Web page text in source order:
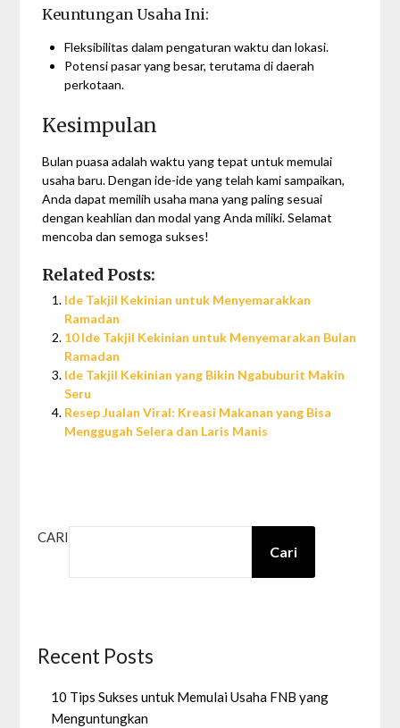
Keuntungan Usaha Ini:
Fleksibilitas dalam pengaturan waktu dan lokasi.
Potensi pasar yang besar, terutama di daerah
perkotaan.
Kesimpulan
Bulan puasa adalah waktu yang tepat untuk memulai
usaha baru. Dengan ide-ide yang telah kami sampaikan,
Anda dapat memilih usaha mana yang paling sesuai
dengan keahlian dan modal yang Anda miliki. Selamat
mencoba dan semoga sukses!
Related Posts:
Ide Takjil Kekinian untuk Menyemarakkan
Ramadan
10 Ide Takjil Kekinian untuk Menyemarakan Bulan
Ramadan
Ide Takjil Kekinian yang Bikin Ngabuburit Makin
Seru
Resep Jualan Viral: Kreasi Makanan yang Bisa
Menggugah Selera dan Laris Manis
CARI
Cari
Recent Posts
10 Tips Sukses untuk Memulai Usaha FNB yang
Menguntungkan